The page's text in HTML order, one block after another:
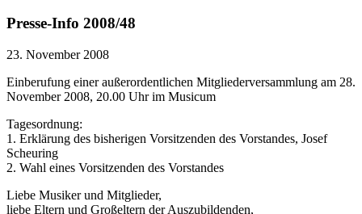
Presse-Info 2008/48
23. November 2008
Einberufung einer außerordentlichen Mitgliederversammlung am 28.
November 2008, 20.00 Uhr im Musicum
Tagesordnung:
1. Erklärung des bisherigen Vorsitzenden des Vorstandes, Josef
Scheuring
2. Wahl eines Vorsitzenden des Vorstandes
Liebe Musiker und Mitglieder,
liebe Eltern und Großeltern der Auszubildenden,